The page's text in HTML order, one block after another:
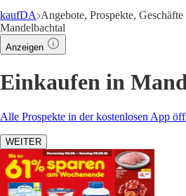
kaufDA Angebote, Prospekte,
Mandelbachtal
Anzeigen
Einkaufen in
Alle Prospekte in der kostenlosen App
WEITER